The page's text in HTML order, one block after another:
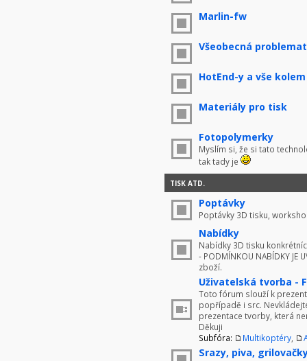
Marlin-fw
Všeobecná
HotEnd-y a vše kolem
Materiály pro tisk
Fotopolymerky
Myslím si, že si tato
tak tady je
TISK ATD.
Poptávky
Poptávky 3D tisku,
Nabídky
Nabídky 3D tisku
- PODMÍNKOU NABÍDKY JE
zboží.
Uživatelská tvorba -
Toto fórum slouží k
popřípadě i src.
prezentace tvorby, která
Děkuji
Subfóra:
Multikoptéry
Srazy, piva,